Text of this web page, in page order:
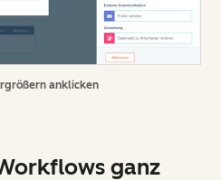
anklicken
ganz